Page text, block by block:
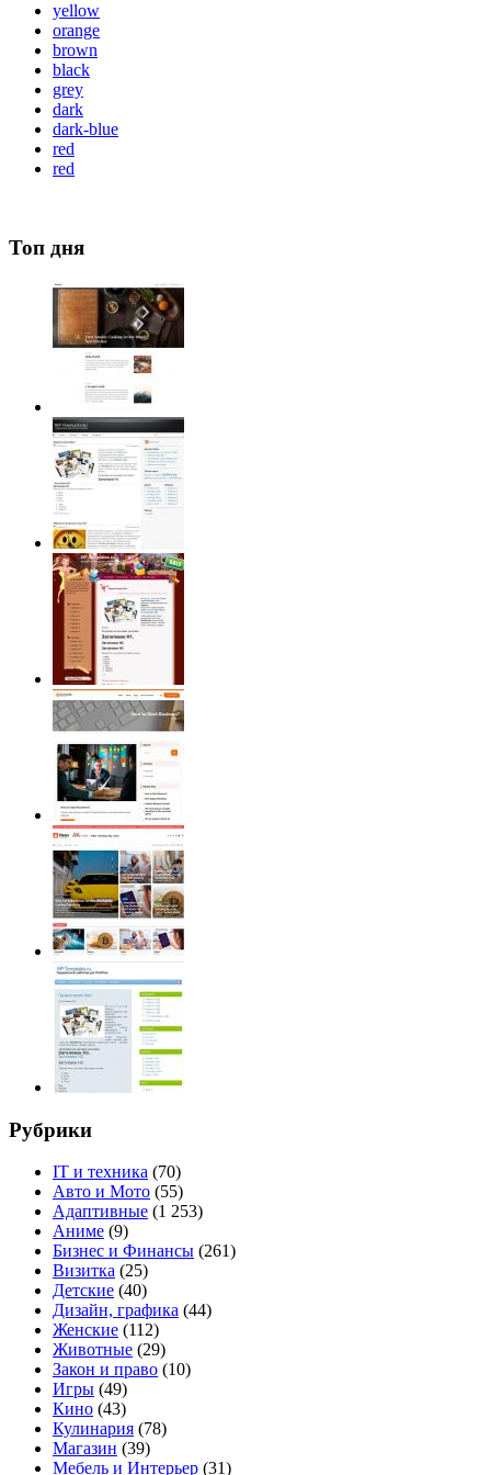
yellow
orange
brown
black
grey
dark
dark-blue
red
red
Топ дня
Рубрики
IT и техника (70)
Авто и Мото (55)
Адаптивные (1 253)
Аниме (9)
Бизнес и Финансы (261)
Визитка (25)
Детские (40)
Дизайн, графика (44)
Женские (112)
Животные (29)
Закон и право (10)
Игры (49)
Кино (43)
Кулинария (78)
Магазин (39)
Мебель и Интерьер (31)